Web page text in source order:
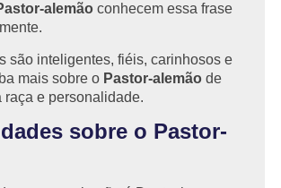
alemãoconhecem essa frase
são inteligentes, fiéis, carinhosos e
mais sobre o Pastor-alemãode
raça e personalidade.
sobre o Pastor-